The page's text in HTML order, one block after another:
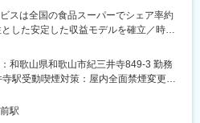
ォワード・勘定奉行）対応
作成
）および資産計上フロー構築
、実績管理
効率化推進
スは全国の食品スーパーでシェア率約
した安定した収益モデルを確立／時間
的な事業運営が求められている中、企
経営企画メンバーを募集します。
務をお任せしますが、入社直後は既存
和歌山県和歌山市紀三井寺849-3 勤務
駅受動喫煙対策：屋内全面禁煙変更の
駅